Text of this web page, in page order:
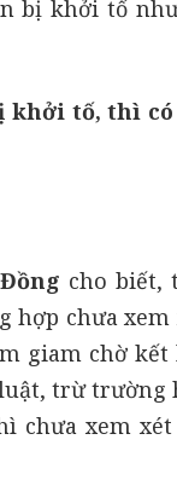
bị khởi tố
khởi tố, thì
cho biết,
hợp chưa
giam chờ kết
trừ trường
chưa xem